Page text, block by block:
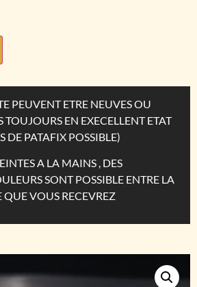
PEUVENT ETRE NEUVES OU
EN EXECELLENT ETAT
DE PATAFIX POSSIBLE)
A LA MAINS , DES
SONT POSSIBLE ENTRE LA
QUE VOUS RECEVREZ